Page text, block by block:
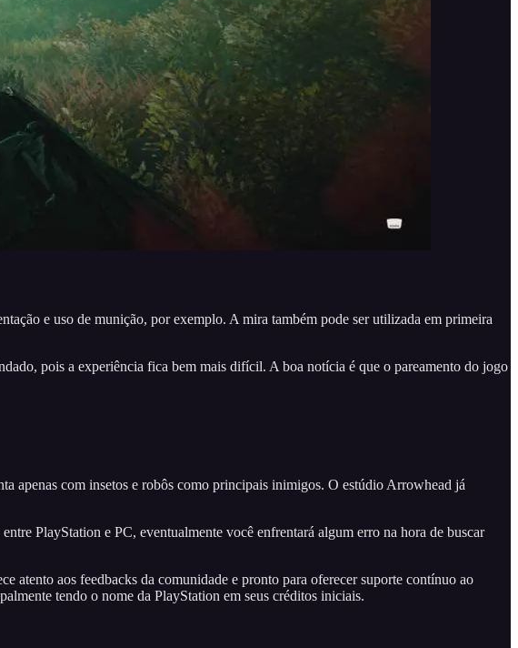
e uso de munição, por exemplo. A mira também pode ser utilizada em primeira
pois a experiência fica bem mais difícil. A boa notícia é que o pareamento do jogo
apenas com insetos e robôs como principais inimigos. O estúdio Arrowhead já
PlayStation e PC, eventualmente você enfrentará algum erro na hora de buscar
atento aos feedbacks da comunidade e pronto para oferecer suporte contínuo ao
tendo o nome da PlayStation em seus créditos iniciais.